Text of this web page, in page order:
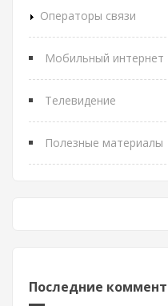
Операторы связи
Мобильный интернет
Телевидение
Полезные материалы
Последние